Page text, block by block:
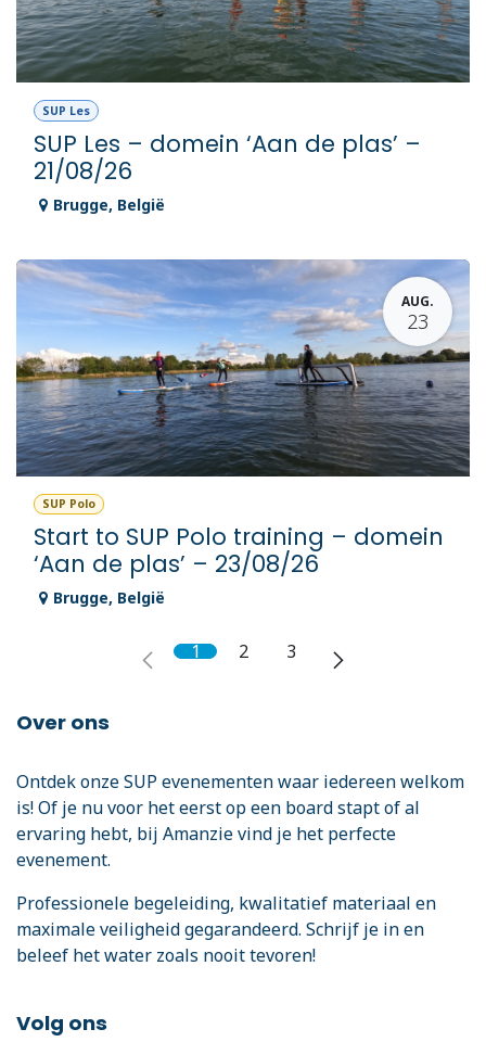
SUP Les
SUP Les – domein ‘Aan de plas’ –
21/08/26
Brugge, België
AUG.
23
SUP Polo
Start to SUP Polo training – domein
‘Aan de plas’ – 23/08/26
Brugge, België
1 2 3
Over ons
Ontdek onze SUP evenementen waar iedereen welkom
is! Of je nu voor het eerst op een board stapt of al
ervaring hebt, bij Amanzie vind je het perfecte
evenement.
Professionele begeleiding, kwalitatief materiaal en
maximale veiligheid gegarandeerd. Schrijf je in en
beleef het water zoals nooit tevoren!
Volg ons